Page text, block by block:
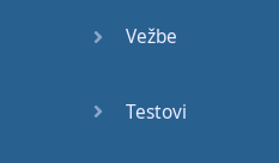
Vežbe
Testovi